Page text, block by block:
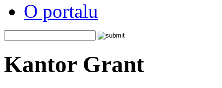
O portalu
Kantor Grant